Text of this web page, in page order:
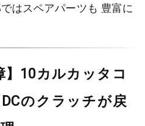
はスペアパーツも 豊富に
】10カルカッタコ
のクラッチが戻